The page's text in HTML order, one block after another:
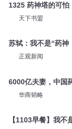
1325 药神塔的可怕
天下书盟
苏轼：我不是“药神
正观新闻
6000亿夫妻，中国
华商韬略
【1103早餐】我不